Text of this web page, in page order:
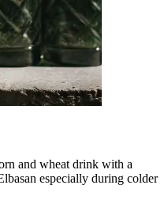
and wheat drink with a
especially during colder